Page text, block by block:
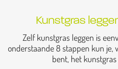
Kunstgras
Zelf kunstgras leggen is
onderstaande 8 stappen kun je,
bent, het